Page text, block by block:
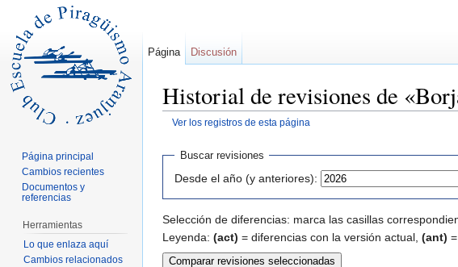
Historial de revisiones de
Ver los registros de esta página
Buscar revisiones
Desde el año (y anteriores):
Selección de diferencias: marca las casillas
Leyenda: (act) = diferencias con la versión actual, (ant)
Página Discusión
Página principal
Cambios recientes
Documentos y
referencias
Herramientas
Lo que enlaza aquí
Cambios relacionados